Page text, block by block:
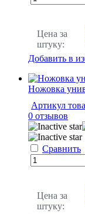
Цена за
штуку:
Добавить в
Ножовка
Артикул
0 отзывов
Сравнить
Цена за
штуку: